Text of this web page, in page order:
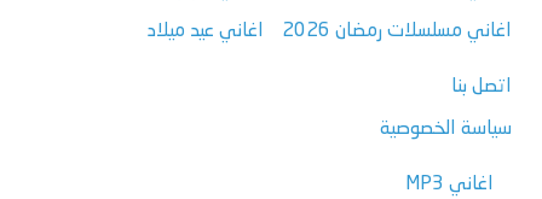
اغاني مسلسلات رمضان 2026 اغاني عيد ميلاد
اتصل بنا
سياسة الخصوصية
اغاني MP3